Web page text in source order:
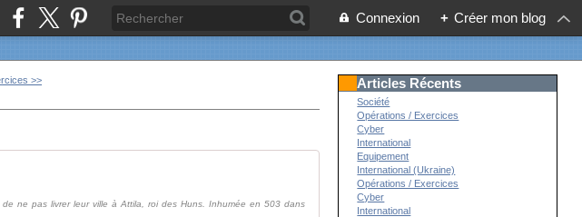
Connexion + Créer mon blog
>>
ne pas livrer leur ville à Attila, roi des Huns. Inhumée en 503 dans
Articles Récents
Société
Opérations / Exercices
Cyber
International
Equipement
International (Ukraine)
Opérations / Exercices
Cyber
International